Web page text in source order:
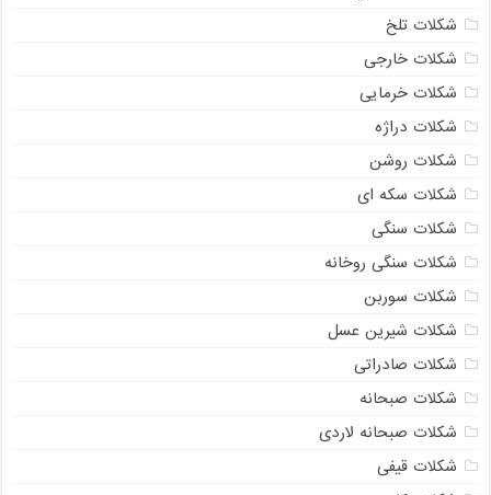
شکلات تلخ
شکلات خارجی
شکلات خرمایی
شکلات دراژه
شکلات روشن
شکلات سکه ای
شکلات سنگی
شکلات سنگی روخانه
شکلات سوربن
شکلات شیرین عسل
شکلات صادراتی
شکلات صبحانه
شکلات صبحانه لاردی
شکلات قیفی